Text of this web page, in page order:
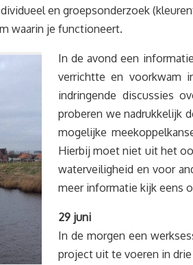
en groepsonderzoek
waarin je functioneert.
In de avond een
verrichtte en voorkwam
indringende discussies
proberen we nadrukkelijk
mogelijke
Hierbij moet niet uit het
waterveiligheid en voor
meer informatie kijk eens
29 juni
In de morgen een
project uit te voeren in